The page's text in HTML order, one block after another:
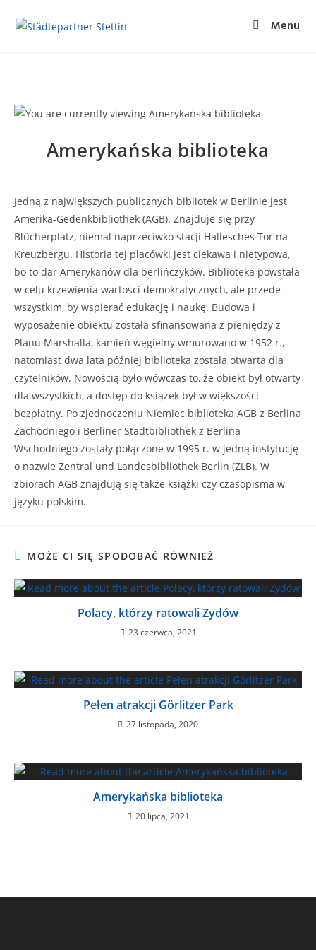
Menu
Amerykańska biblioteka
Jedną z największych publicznych bibliotek w Berlinie jest
Amerika-Gedenkbibliothek (AGB). Znajduje się przy
Blücherplatz, niemal naprzeciwko stacji Hallesches Tor na
Kreuzbergu. Historia tej placówki jest ciekawa i nietypowa,
bo to dar Amerykanów dla berlińczyków. Biblioteka powstała
w celu krzewienia wartości demokratycznych, ale przede
wszystkim, by wspierać edukację i naukę. Budowa i
wyposażenie obiektu została sfinansowana z pieniędzy z
Planu Marshalla, kamień węgielny wmurowano w 1952 r.,
natomiast dwa lata później biblioteka została otwarta dla
czytelników. Nowością było wówczas to, że obiekt był otwarty
dla wszystkich, a dostęp do książek był w większości
bezpłatny. Po zjednoczeniu Niemiec biblioteka AGB z Berlina
Zachodniego i Berliner Stadtbibliothek z Berlina
Wschodniego zostały połączone w 1995 r. w jedną instytucję
o nazwie Zentral und Landesbibliothek Berlin (ZLB). W
zbiorach AGB znajdują się także książki czy czasopisma w
języku polskim.
MOŻE CI SIĘ SPODOBAĆ RÓWNIEŻ
Polacy, którzy ratowali Zydów
23 czerwca, 2021
Pełen atrakcji Görlitzer Park
27 listopada, 2020
Amerykańska biblioteka
20 lipca, 2021